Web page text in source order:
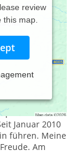
review
map.
Januar 2010
führen. Meine
Am